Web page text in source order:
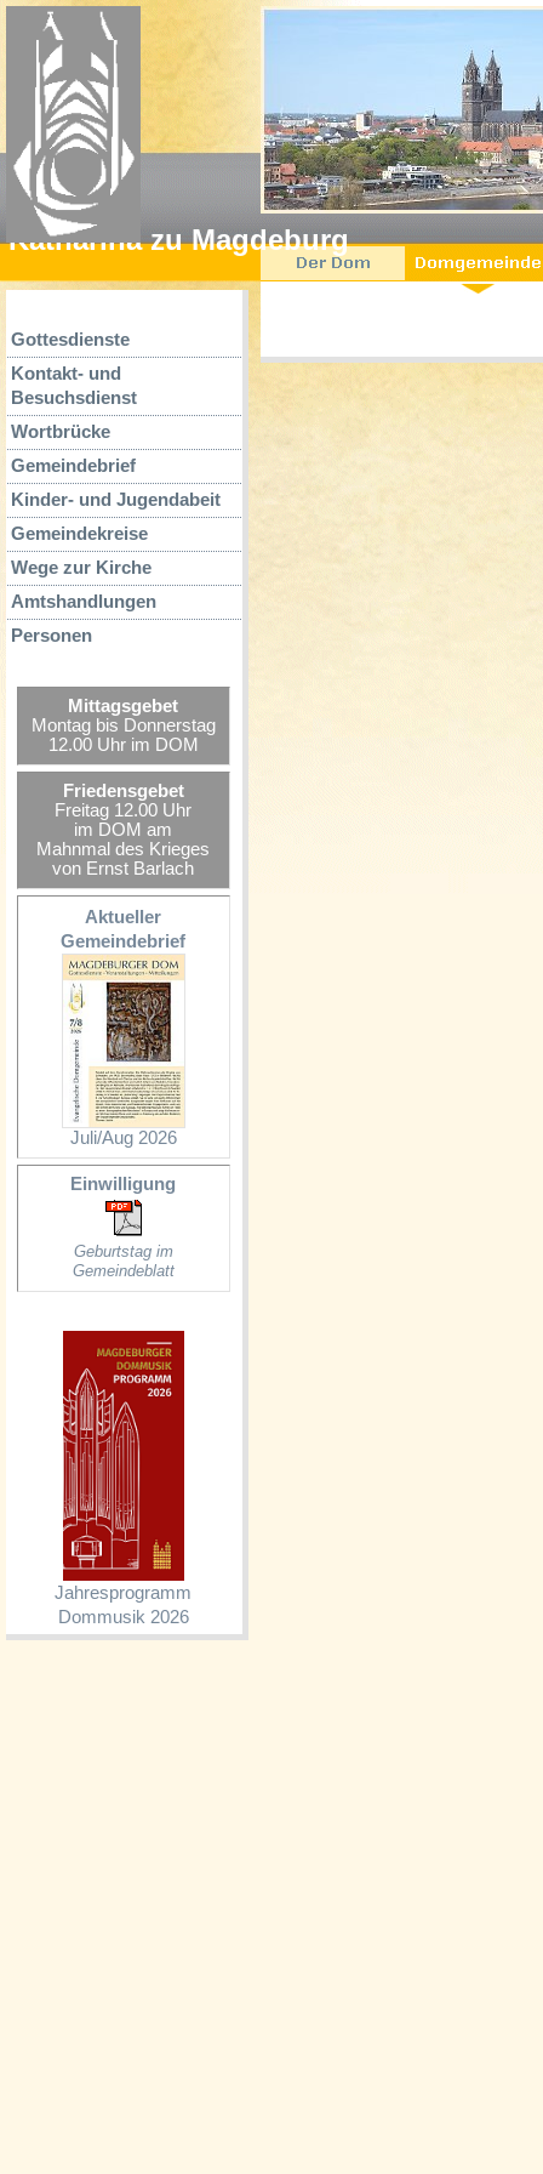
Katharina zu Magdeburg
Gottesdienste
Kontakt- und
Besuchsdienst
Wortbrücke
Gemeindebrief
Kinder- und Jugendabeit
Gemeindekreise
Wege zur Kirche
Amtshandlungen
Personen
Mittagsgebet
Montag bis Donnerstag
12.00 Uhr im DOM
Friedensgebet
Freitag 12.00 Uhr
im DOM am
Mahnmal des Krieges
von Ernst Barlach
Aktueller
Gemeindebrief
Juli/Aug 2026
Einwilligung
Geburtstag im
Gemeindeblatt
Jahresprogramm
Dommusik 2026